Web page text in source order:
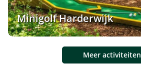
Minigolf Harderwijk
Meer activiteiten